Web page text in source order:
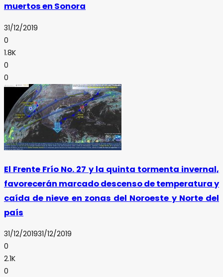
muertos en Sonora
31/12/2019
0
1.8K
0
0
El Frente Frío No. 27 y la quinta tormenta invernal,
favorecerán marcado descenso de temperatura y
caída de nieve en zonas del Noroeste y Norte del
país
31/12/201931/12/2019
0
2.1K
0